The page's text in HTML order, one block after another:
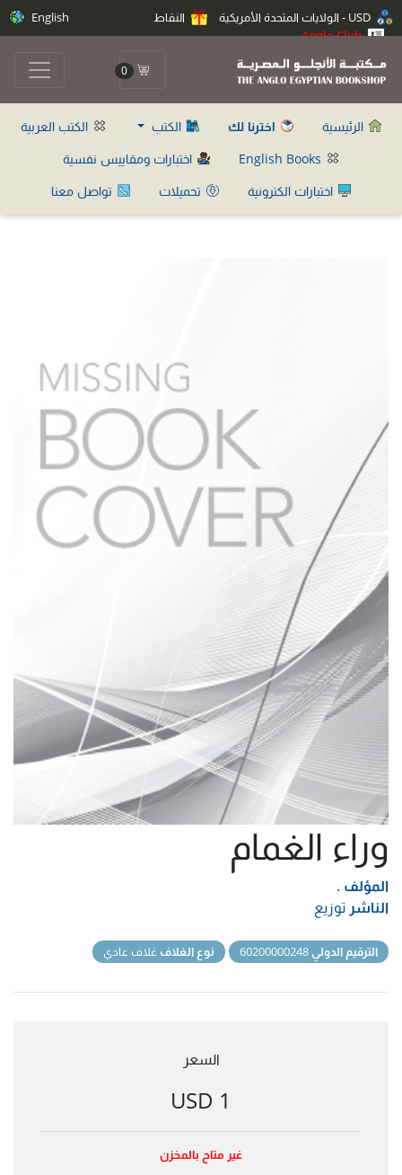
النقاط
Anglo Club
English
0
الرئيسية اخترنا لك الكتب
الكتب العربية
اختبارات ومقاييس نفسية
اختبارات الكترونية
تحميلات تواصل معنا
وراء الغمام
المؤلف .
الناشر توزيع
الترقيم الدولي نوع الغلاف غلاف عادي
السعر
1 USD
غير متاح بالمخزن